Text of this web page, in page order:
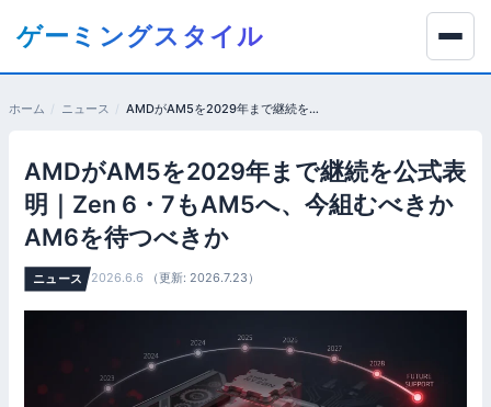
ツ
ゲーミングスタイル
ホーム ニュース AMDがAM5を2029年まで継続を公式表明｜Zen 6・7もAM5へ、今組むべきかAM6を待つべきか
AMDがAM5を2029年まで継続を公式表
明｜Zen 6・7もAM5へ、今組むべきか
AM6を待つべきか
ニュース 2026.6.6 （更新: 2026.7.23）